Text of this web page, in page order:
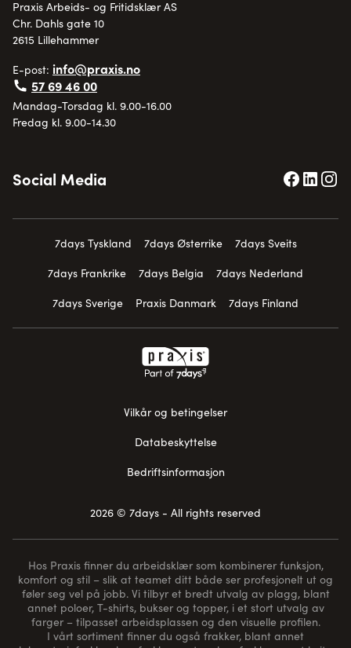
Praxis Arbeids- og Fritidsklær AS
Chr. Dahls gate 10
2615 Lillehammer
E-post: info@praxis.no
57 69 46 00
Mandag-Torsdag kl. 9.00-16.00
Fredag kl. 9.00-14.30
Social Media
7days Tyskland 7days Østerrike
7days Sveits
7days Frankrike
7days Belgia
7days Nederland
7days Sverige
Praxis Danmark 7days Finland
Vilkår og betingelser
Databeskyttelse
Bedriftsinformasjon
2026 © 7days - All rights reserved
Hos Praxis finner du arbeidsklær som kombinerer funksjon,
komfort og stil – slik at teamet ditt både ser profesjonelt ut og
føler seg vel på jobb. Vi tilbyr et bredt utvalg av plagg, blant
annet poloer, T-shirts, bukser og topper, i et stort utvalg av
farger – tilpasset arbeidsplassen og den visuelle profilen.
I vårt sortiment finner du også frakker, blant annet